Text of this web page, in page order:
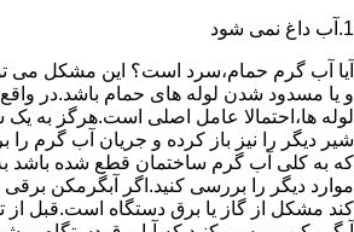
1.آب داغ نمی شود
آیا آب گرم حمام،سرد است؟ این مشکل می
و یا مسدود شدن لوله های حمام باشد.در واقع
لوله ها،احتمالا عامل اصلی است.هرگز به یک
شیر دیگر را نیز باز کرده و جریان آب گرم
که به کلی آب گرم ساختمان قطع شده باشد
موارد دیگر را بررسی کنید.اگر آبگرمکن برقی
کند مشکل از گاز یا برق دستگاه است.قبل از